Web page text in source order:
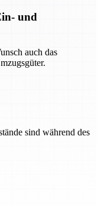
und
auch das
sind während des